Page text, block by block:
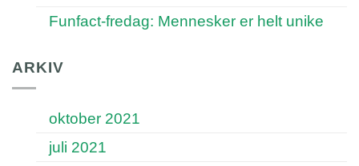
Funfact-fredag: Mennesker er helt unike
ARKIV
oktober 2021
juli 2021